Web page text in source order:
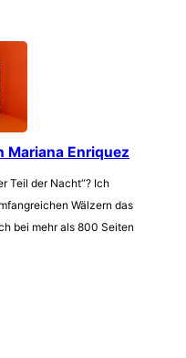
Mariana Enriquez
Teil der Nacht“? Ich
Wälzern das
bei mehr als 800 Seiten